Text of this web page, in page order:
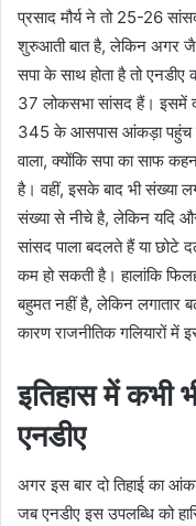
प्रसाद मौर्य ने तो 25-26
शुरुआती बात है, लेकिन अगर
सपा के साथ होता है तो
37 लोकसभा सांसद हैं। इसमें
345 के आसपास आंकड़ा पहुंच
वाला, क्योंकि सपा का साफ
है। वहीं, इसके बाद भी संख्या
संख्या से नीचे है, लेकिन यदि और
सांसद पाला बदलते हैं या छोटे
कम हो सकती है। हालांकि
बहुमत नहीं है, लेकिन लगातार
कारण राजनीतिक गलियारों में
इतिहास में कभी
एनडीए
अगर इस बार दो तिहाई का
जब एनडीए इस उपलब्धि को